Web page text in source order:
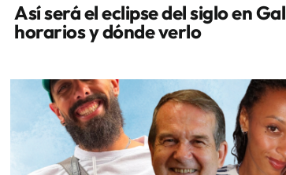
Así será el eclipse del siglo en
horarios y dónde verlo